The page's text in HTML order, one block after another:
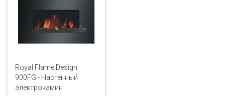
Royal Flame Design
900FG - Настенный
электрокамин